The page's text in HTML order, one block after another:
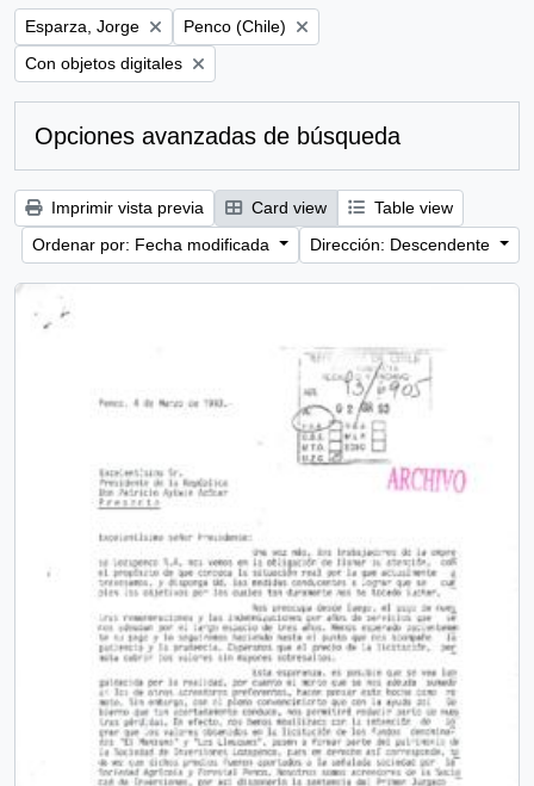
Remove filter:
Esparza, Jorge Remove filter:
Penco (Chile)
Remove filter:
Con objetos digitales
Opciones avanzadas de búsqueda
Imprimir vista previa Card view
Table view
Ordenar por: Fecha modificada
Dirección: Descendente